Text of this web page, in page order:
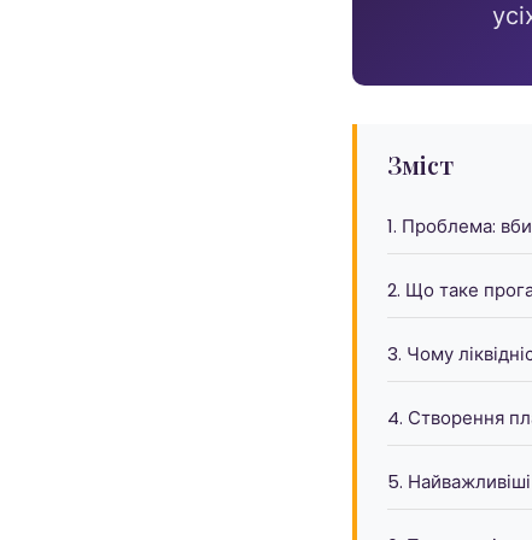
Зміст
1. Проблема:
2. Що таке
3. Чому
4. Створення
5. Найважливіші